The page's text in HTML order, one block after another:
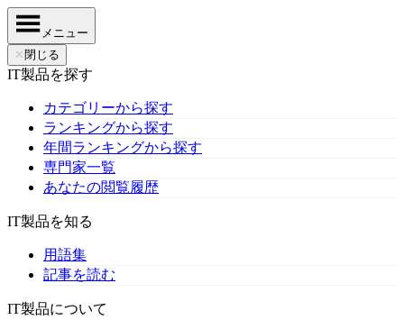
メニュー
✕ 閉じる
IT製品を探す
カテゴリーから探す
ランキングから探す
年間ランキングから探す
専門家一覧
あなたの閲覧履歴
IT製品を知る
用語集
記事を読む
IT製品について